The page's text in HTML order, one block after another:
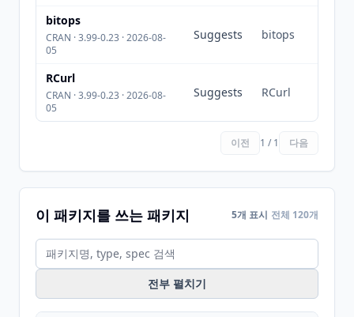
bitops
CRAN · 3.99-0.23 · 2026-08-
05
Suggests bitops
RCurl
CRAN · 3.99-0.23 · 2026-08-
05
Suggests RCurl
이전 1 / 1 다음
이 패키지를 쓰는 패키지 5개 표시 전체 120개
전부 펼치기